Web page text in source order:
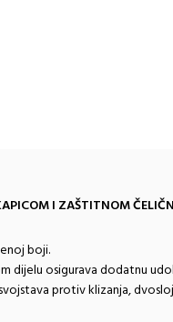
I ZAŠTITNOM
boji.
dijelu osigurava dodatnu
protiv klizanja,